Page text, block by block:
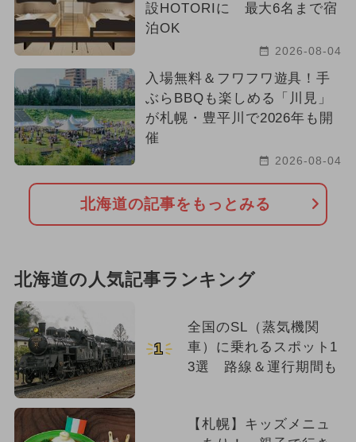
設HOTORIに 最大6名まで宿
泊OK
2026-08-04
入場無料＆フワフワ遊具！手
ぶらBBQも楽しめる「川見」
が札幌・豊平川で2026年も開
催
2026-08-04
北海道の記事をもっとみる
北海道の人気記事ランキング
1
全国のSL（蒸気機関
車）に乗れるスポット1
3選 路線＆運行期間も
【札幌】キッズメニュ